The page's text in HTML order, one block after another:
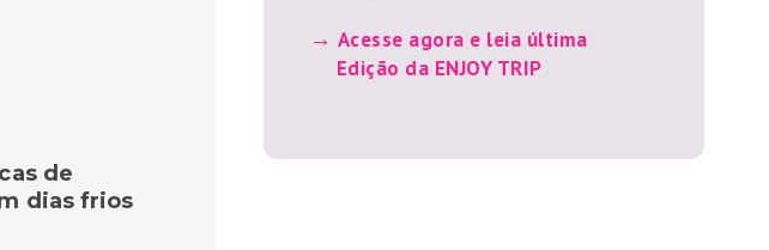
de
dias frios
Acesse agora e leia última
Edição da ENJOY TRIP